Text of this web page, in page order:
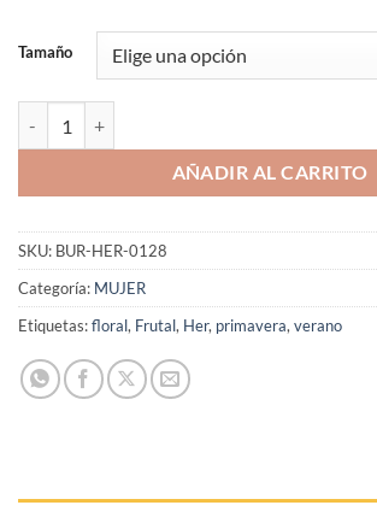
Tamaño
AÑADIR AL CARRITO
SKU: BUR-HER-0128
Categoría: MUJER
Etiquetas:floral, Frutal, Her, primavera, verano